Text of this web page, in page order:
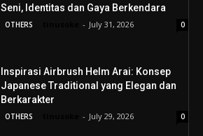
Seni, Identitas dan Gaya Berkendara
OTHERS - July 31, 2026 0
Inspirasi Airbrush Helm Arai: Konsep
Japanese Traditional yang Elegan dan
Berkarakter
OTHERS - July 29, 2026 0